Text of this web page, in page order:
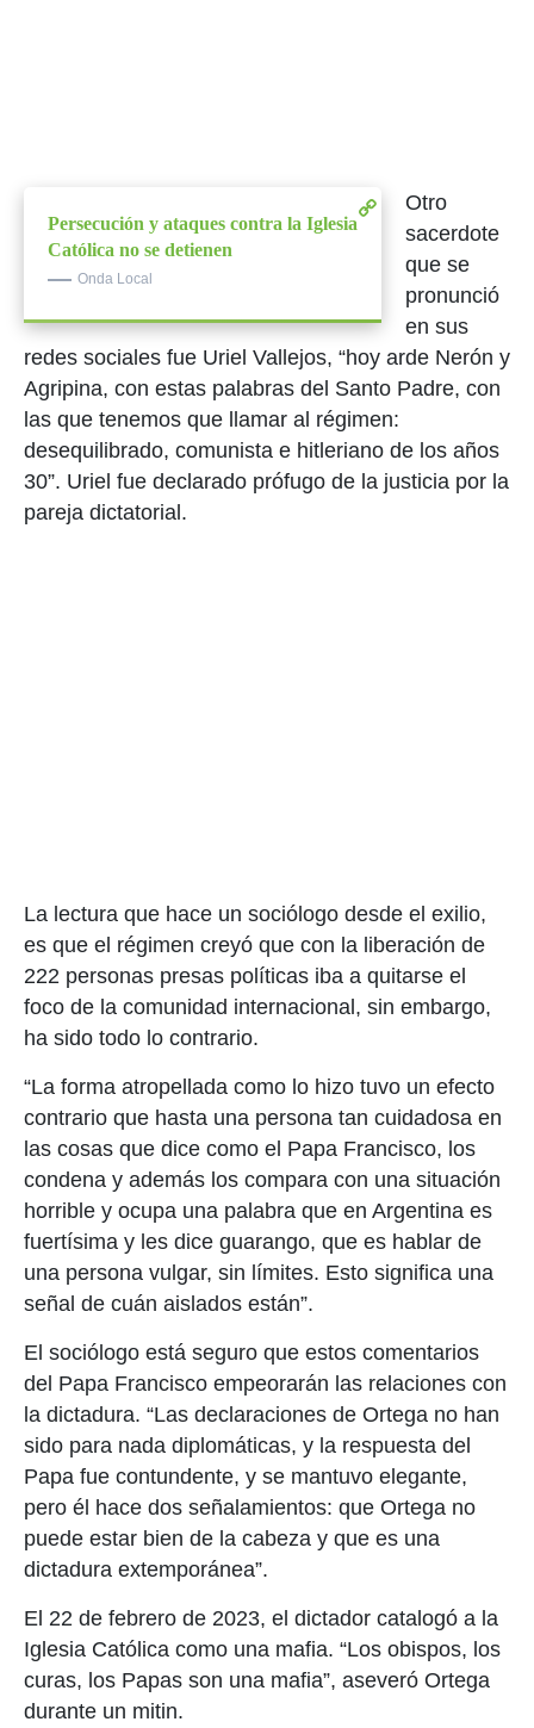
Persecución y ataques contra la Iglesia
Católica no se detienen
Onda Local
Otro
sacerdote
que se
pronunció
en sus
redes sociales fue Uriel Vallejos, “hoy arde Nerón y
Agripina, con estas palabras del Santo Padre, con
las que tenemos que llamar al régimen:
desequilibrado, comunista e hitleriano de los años
30”. Uriel fue declarado prófugo de la justicia por la
pareja dictatorial.
La lectura que hace un sociólogo desde el exilio,
es que el régimen creyó que con la liberación de
222 personas presas políticas iba a quitarse el
foco de la comunidad internacional, sin embargo,
ha sido todo lo contrario.
“La forma atropellada como lo hizo tuvo un efecto
contrario que hasta una persona tan cuidadosa en
las cosas que dice como el Papa Francisco, los
condena y además los compara con una situación
horrible y ocupa una palabra que en Argentina es
fuertísima y les dice guarango, que es hablar de
una persona vulgar, sin límites. Esto significa una
señal de cuán aislados están”.
El sociólogo está seguro que estos comentarios
del Papa Francisco empeorarán las relaciones con
la dictadura. “Las declaraciones de Ortega no han
sido para nada diplomáticas, y la respuesta del
Papa fue contundente, y se mantuvo elegante,
pero él hace dos señalamientos: que Ortega no
puede estar bien de la cabeza y que es una
dictadura extemporánea”.
El 22 de febrero de 2023, el dictador catalogó a la
Iglesia Católica como una mafia. “Los obispos, los
curas, los Papas son una mafia”, aseveró Ortega
durante un mitin.